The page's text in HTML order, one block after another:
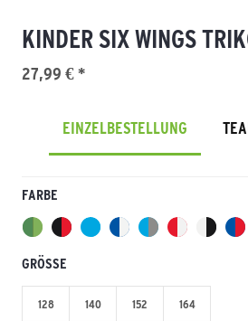
KINDER SIX WINGS
27,99 € *
EINZELBESTELLUNG
FARBE
GRÖSSE
128 140 152 164